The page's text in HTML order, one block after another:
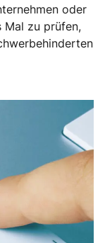
oder
zu prüfen,